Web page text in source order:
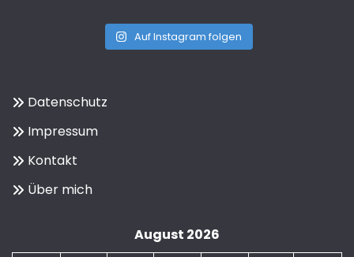
Auf Instagram folgen
Datenschutz
Impressum
Kontakt
Über mich
August 2026